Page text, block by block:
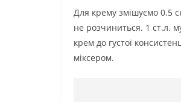
Для крему змішуємо 0.5
не розчиниться. 1 ст.л.
крем до густої
міксером.